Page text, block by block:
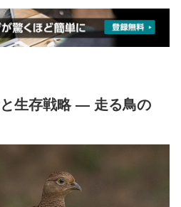
生存戦略 ― 走る鳥の